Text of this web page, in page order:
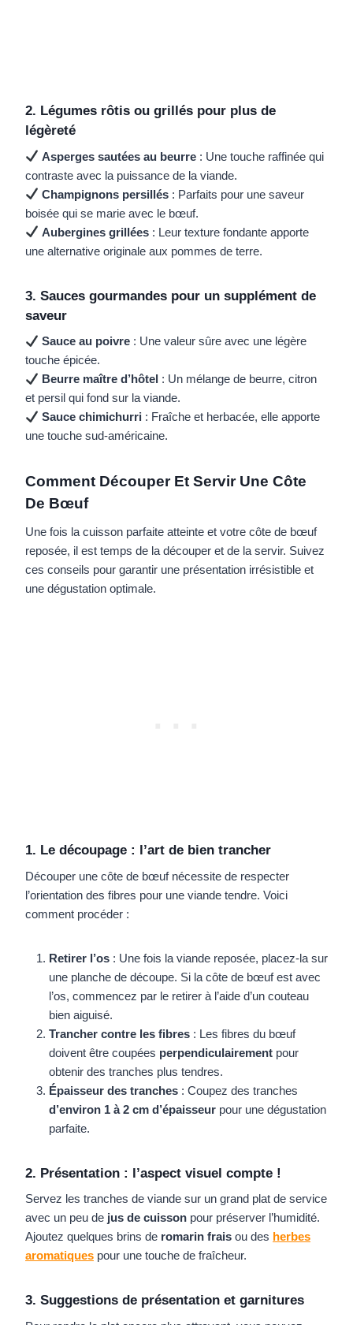
2. Légumes rôtis ou grillés pour plus de
légèreté
Asperges sautées au beurre : Une touche raffinée qui
contraste avec la puissance de la viande.
Champignons persillés : Parfaits pour une saveur
boisée qui se marie avec le bœuf.
Aubergines grillées : Leur texture fondante apporte
une alternative originale aux pommes de terre.
3. Sauces gourmandes pour un supplément de
saveur
Sauce au poivre : Une valeur sûre avec une légère
touche épicée.
Beurre maître d’hôtel : Un mélange de beurre, citron
et persil qui fond sur la viande.
Sauce chimichurri : Fraîche et herbacée, elle apporte
une touche sud-américaine.
Comment Découper Et Servir Une Côte
De Bœuf
Une fois la cuisson parfaite atteinte et votre côte de bœuf
reposée, il est temps de la découper et de la servir. Suivez
ces conseils pour garantir une présentation irrésistible et
une dégustation optimale.
1. Le découpage : l’art de bien trancher
Découper une côte de bœuf nécessite de respecter
l’orientation des fibres pour une viande tendre. Voici
comment procéder :
Retirer l’os : Une fois la viande reposée, placez-la sur
une planche de découpe. Si la côte de bœuf est avec
l’os, commencez par le retirer à l’aide d’un couteau
bien aiguisé.
Trancher contre les fibres : Les fibres du bœuf
doivent être coupées perpendiculairement pour
obtenir des tranches plus tendres.
Épaisseur des tranches : Coupez des tranches
d’environ 1 à 2 cm d’épaisseur pour une dégustation
parfaite.
2. Présentation : l’aspect visuel compte !
Servez les tranches de viande sur un grand plat de service
avec un peu de jus de cuisson pour préserver l’humidité.
Ajoutez quelques brins de romarin frais ou des herbes
aromatiques pour une touche de fraîcheur.
3. Suggestions de présentation et garnitures